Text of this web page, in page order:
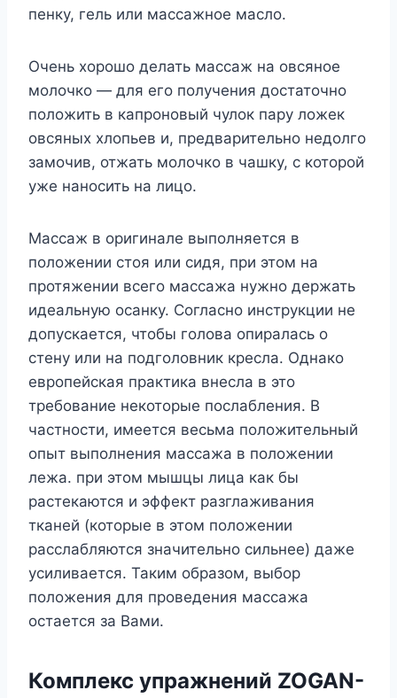
пенку, гель или массажное масло.
Очень хорошо делать массаж на овсяное
молочко — для его получения достаточно
положить в капроновый чулок пару ложек
овсяных хлопьев и, предварительно недолго
замочив, отжать молочко в чашку, с которой
уже наносить на лицо.
Массаж в оригинале выполняется в
положении стоя или сидя, при этом на
протяжении всего массажа нужно держать
идеальную осанку. Согласно инструкции не
допускается, чтобы голова опиралась о
стену или на подголовник кресла. Однако
европейская практика внесла в это
требование некоторые послабления. В
частности, имеется весьма положительный
опыт выполнения массажа в положении
лежа. при этом мышцы лица как бы
растекаются и эффект разглаживания
тканей (которые в этом положении
расслабляются значительно сильнее) даже
усиливается. Таким образом, выбор
положения для проведения массажа
остается за Вами.
Комплекс упражнений ZOGAN-